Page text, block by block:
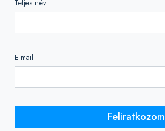
Teljes név
E-mail
Feliratkozom